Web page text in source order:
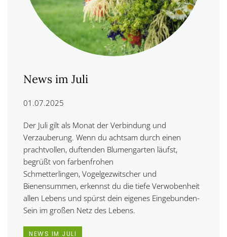
News im Juli
01.07.2025
Der Juli gilt als Monat der Verbindung und
Verzauberung. Wenn du achtsam durch einen
prachtvollen, duftenden Blumengarten läufst,
begrüßt von farbenfrohen
Schmetterlingen, Vogelgezwitscher und
Bienensummen, erkennst du die tiefe Verwobenheit
allen Lebens und spürst dein eigenes Eingebunden-
Sein im großen Netz des Lebens.
NEWS IM JULI